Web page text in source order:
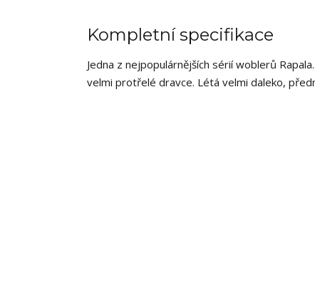
Kompletní specifikace
Jedna z nejpopulárnějších sérií woblerů
velmi protřelé dravce. Létá velmi daleko,